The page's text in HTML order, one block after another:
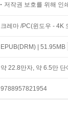
저작권 보호를 위해 인
크레마 /PC(윈도우 - 4K
EPUB(DRM) | 51.95MB
약 22.8만자, 약 6.5만 단
9788957821954